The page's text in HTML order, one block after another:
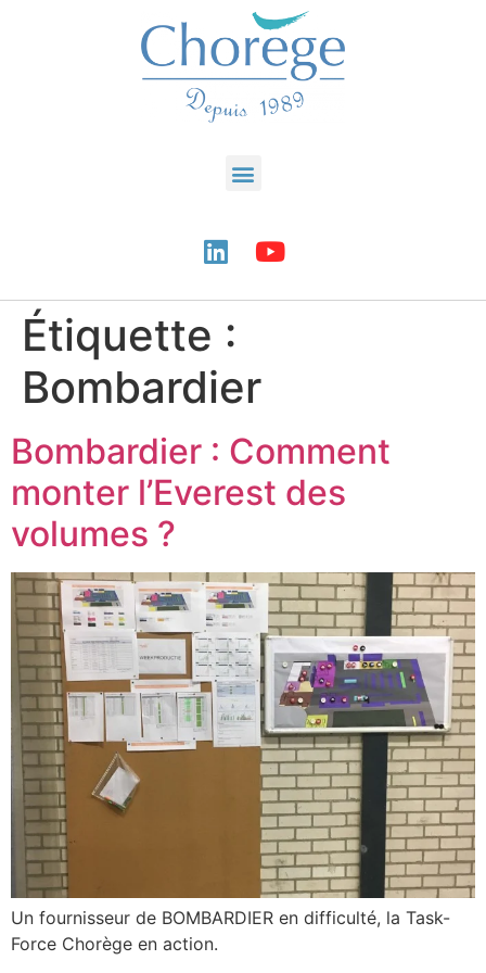
Étiquette :
Bombardier
Bombardier : Comment
monter l’Everest des
volumes ?
Un fournisseur de BOMBARDIER en difficulté, la Task-
Force Chorège en action.